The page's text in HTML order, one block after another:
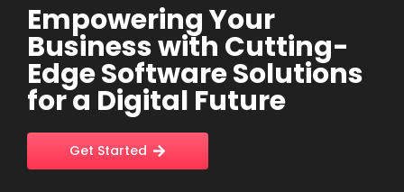
Empowering Your
Business with Cutting-
Edge Software Solutions
for a Digital Future
Get Started